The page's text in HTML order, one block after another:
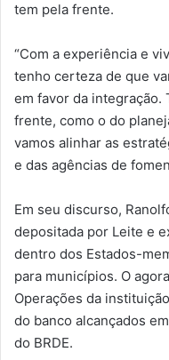
tem pela frente.
“Com a experiência e
tenho certeza de que
em favor da integração.
frente, como o do
vamos alinhar as
e das agências de
Em seu discurso,
depositada por Leite e
dentro dos Estados-
para municípios. O
Operações da
do banco alcançados
do BRDE.